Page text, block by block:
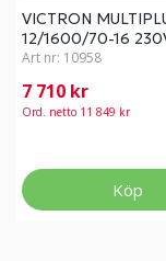
VICTRON
12/1600/70-16
Art nr: 10958
7 710 kr
Ord. netto 11 849 kr
Köp